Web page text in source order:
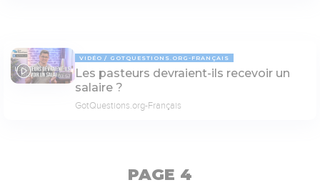
03:57
VIDÉO GOTQUESTIONS.ORG-FRANÇAIS
Les pasteurs devraient-ils recevoir un
salaire ?
GotQuestions.org-Français
PAGE 4